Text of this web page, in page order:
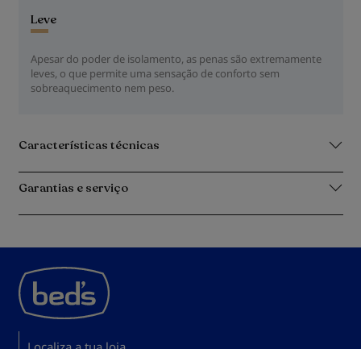
Leve
Apesar do poder de isolamento, as penas são extremamente
leves, o que permite uma sensação de conforto sem
sobreaquecimento nem peso.
Características técnicas
Garantias e serviço